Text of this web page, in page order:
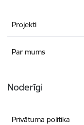
Projekti
Par mums
Noderīgi
Privātuma politika